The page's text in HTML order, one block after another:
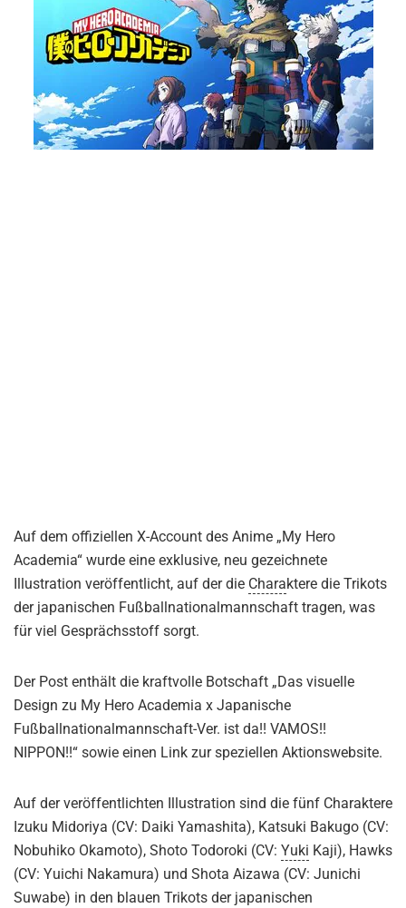
Auf dem offiziellen X-Account des Anime „My Hero
Academia“ wurde eine exklusive, neu gezeichnete
Illustration veröffentlicht, auf der die Charaktere die Trikots
der japanischen Fußballnationalmannschaft tragen, was
für viel Gesprächsstoff sorgt.
Der Post enthält die kraftvolle Botschaft „Das visuelle
Design zu My Hero Academia x Japanische
Fußballnationalmannschaft-Ver. ist da!! VAMOS!!
NIPPON!!“ sowie einen Link zur speziellen Aktionswebsite.
Auf der veröffentlichten Illustration sind die fünf Charaktere
Izuku Midoriya (CV: Daiki Yamashita), Katsuki Bakugo (CV:
Nobuhiko Okamoto), Shoto Todoroki (CV: Yuki Kaji), Hawks
(CV: Yuichi Nakamura) und Shota Aizawa (CV: Junichi
Suwabe) in den blauen Trikots der japanischen